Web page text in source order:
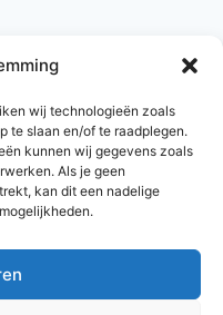
wij technologieën zoals
te slaan en/of te raadplegen.
kunnen wij gegevens zoals
Als je geen
kan dit een nadelige